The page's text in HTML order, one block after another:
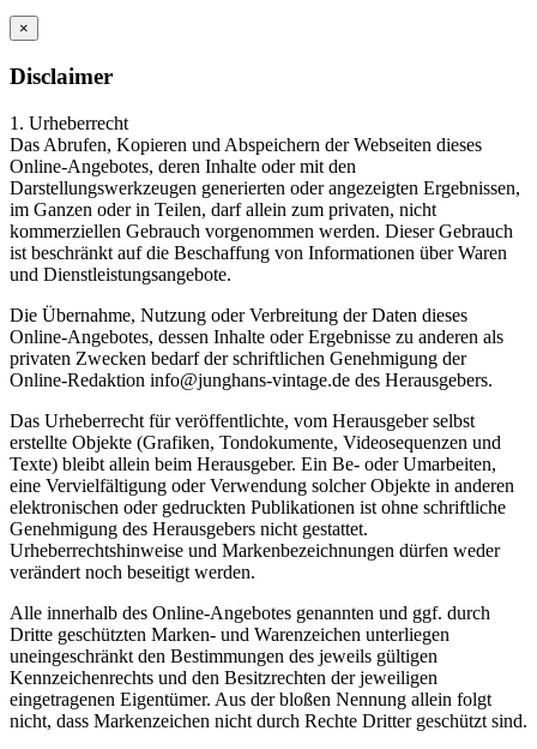
×
Disclaimer
1. Urheberrecht
Das Abrufen, Kopieren und Abspeichern der Webseiten dieses
Online-Angebotes, deren Inhalte oder mit den
Darstellungswerkzeugen generierten oder angezeigten Ergebnissen,
im Ganzen oder in Teilen, darf allein zum privaten, nicht
kommerziellen Gebrauch vorgenommen werden. Dieser Gebrauch
ist beschränkt auf die Beschaffung von Informationen über Waren
und Dienstleistungsangebote.
Die Übernahme, Nutzung oder Verbreitung der Daten dieses
Online-Angebotes, dessen Inhalte oder Ergebnisse zu anderen als
privaten Zwecken bedarf der schriftlichen Genehmigung der
Online-Redaktion info@junghans-vintage.de des Herausgebers.
Das Urheberrecht für veröffentlichte, vom Herausgeber selbst
erstellte Objekte (Grafiken, Tondokumente, Videosequenzen und
Texte) bleibt allein beim Herausgeber. Ein Be- oder Umarbeiten,
eine Vervielfältigung oder Verwendung solcher Objekte in anderen
elektronischen oder gedruckten Publikationen ist ohne schriftliche
Genehmigung des Herausgebers nicht gestattet.
Urheberrechtshinweise und Markenbezeichnungen dürfen weder
verändert noch beseitigt werden.
Alle innerhalb des Online-Angebotes genannten und ggf. durch
Dritte geschützten Marken- und Warenzeichen unterliegen
uneingeschränkt den Bestimmungen des jeweils gültigen
Kennzeichenrechts und den Besitzrechten der jeweiligen
eingetragenen Eigentümer. Aus der bloßen Nennung allein folgt
nicht, dass Markenzeichen nicht durch Rechte Dritter geschützt sind.